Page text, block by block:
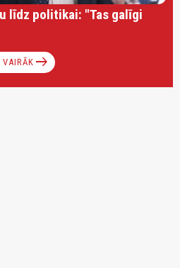
līdz politikai: "Tas galīgi
VAIRĀK arrow_right_alt